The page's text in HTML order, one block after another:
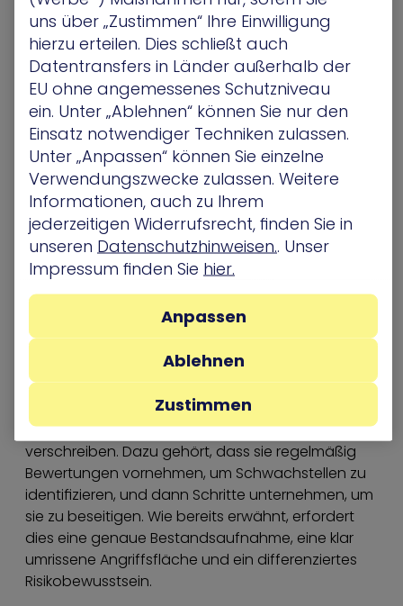
Schwachstellen gibt oder wie schwerwiegend
diese sein können. Ein Unternehmen muss
verstehen, wie wahrscheinlich es ist, dass diese
Schwachstellen ausgenutzt werden, wie sie
ausgenutzt werden könnten und welches
spezifische Risiko sie für jede
Sicherheitsumgebung darstellen. Ohne diesen
Kontext wird die Verbesserung derSicherheitslage
eine weitaus schwierigere– wenn nicht gar
unmögliche– Aufgabe.
Einsatz von Softwaretools
für ein effizienteres
Management der
Sicherheitslage
Alle Unternehmen sollten sich dem Ziel einer
kontinuierlichen Verbesserung der Sicherheitslage
verschreiben. Dazu gehört, dass sie regelmäßig
Bewertungen vornehmen, um Schwachstellen zu
identifizieren, und dann Schritte unternehmen, um
sie zu beseitigen. Wie bereits erwähnt, erfordert
dies eine genaue Bestandsaufnahme, eine klar
umrissene Angriffsfläche und ein differenziertes
Risikobewusstsein.
uns über „Zustimmen“ Ihre Einwilligung
hierzu erteilen. Dies schließt auch
Datentransfers in Länder außerhalb der
EU ohne angemessenes Schutzniveau
ein. Unter „Ablehnen“ können Sie nur den
Einsatz notwendiger Techniken zulassen.
Unter „Anpassen“ können Sie einzelne
Verwendungszwecke zulassen. Weitere
Informationen, auch zu Ihrem
jederzeitigen Widerrufsrecht, finden Sie in
unseren Datenschutzhinweisen.. Unser
Impressum finden Sie hier.
Ablehnen
Zustimmen
Anpassen